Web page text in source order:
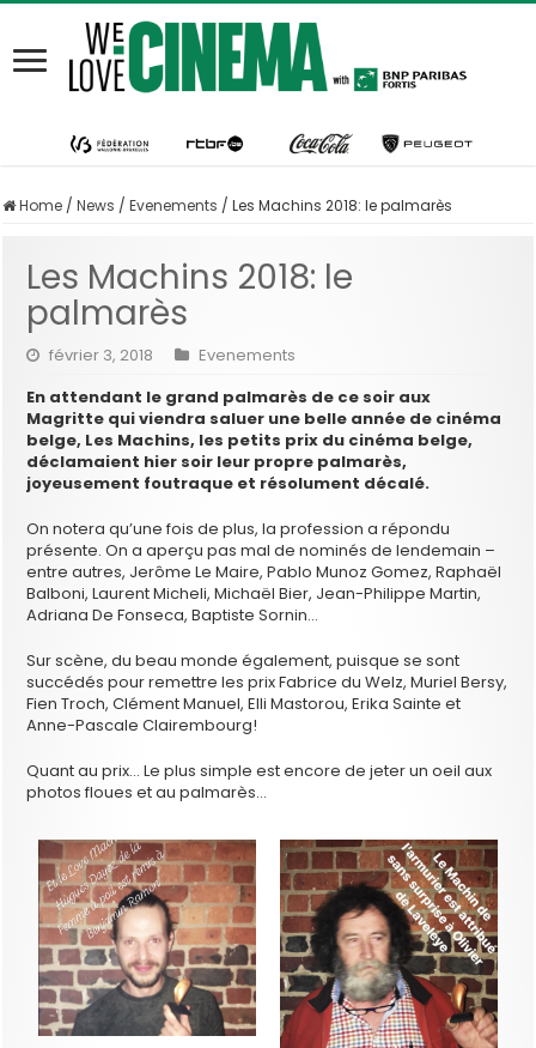
Home / News / Evenements / Les Machins 2018: le palmarès
Les Machins 2018: le
palmarès
février 3, 2018
Evenements
En attendant le grand palmarès de ce soir aux
Magritte qui viendra saluer une belle année de cinéma
belge, Les Machins, les petits prix du cinéma belge,
déclamaient hier soir leur propre palmarès,
joyeusement foutraque et résolument décalé.
On notera qu’une fois de plus, la profession a répondu
présente. On a aperçu pas mal de nominés de lendemain –
entre autres, Jerôme Le Maire, Pablo Munoz Gomez, Raphaël
Balboni, Laurent Micheli, Michaël Bier, Jean-Philippe Martin,
Adriana De Fonseca, Baptiste Sornin…
Sur scène, du beau monde également, puisque se sont
succédés pour remettre les prix Fabrice du Welz, Muriel Bersy,
Fien Troch, Clément Manuel, Elli Mastorou, Erika Sainte et
Anne-Pascale Clairembourg!
Quant au prix… Le plus simple est encore de jeter un oeil aux
photos floues et au palmarès…